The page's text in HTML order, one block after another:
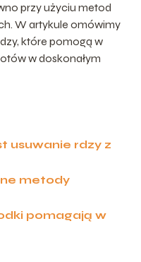
przy użyciu metod
W artykule omówimy
które pomogą w
w doskonałym
usuwanie rdzy z
metody
pomagają w